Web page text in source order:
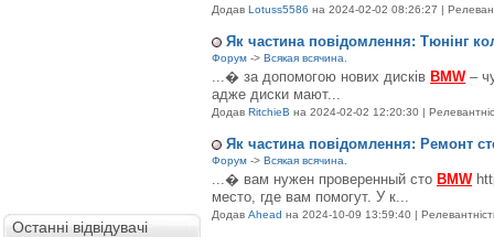
Останні відвідувачі
Додав Lotuss5586 на 2024-02-02 08:26:27 |
Як частина повідомлення: Тюнінг
Форум -> Всякая всячина.
...� за допомогою нових дисків BMW–
адже диски мают...
Додав RitchieB на 2024-02-02 12:20:30 |
Як частина повідомлення: Ремонт
Форум -> Всякая всячина.
...� вам нужен проверенный сто BMW
место, где вам помогут. У к...
Додав Ahead на 2024-10-09 13:59:40 |